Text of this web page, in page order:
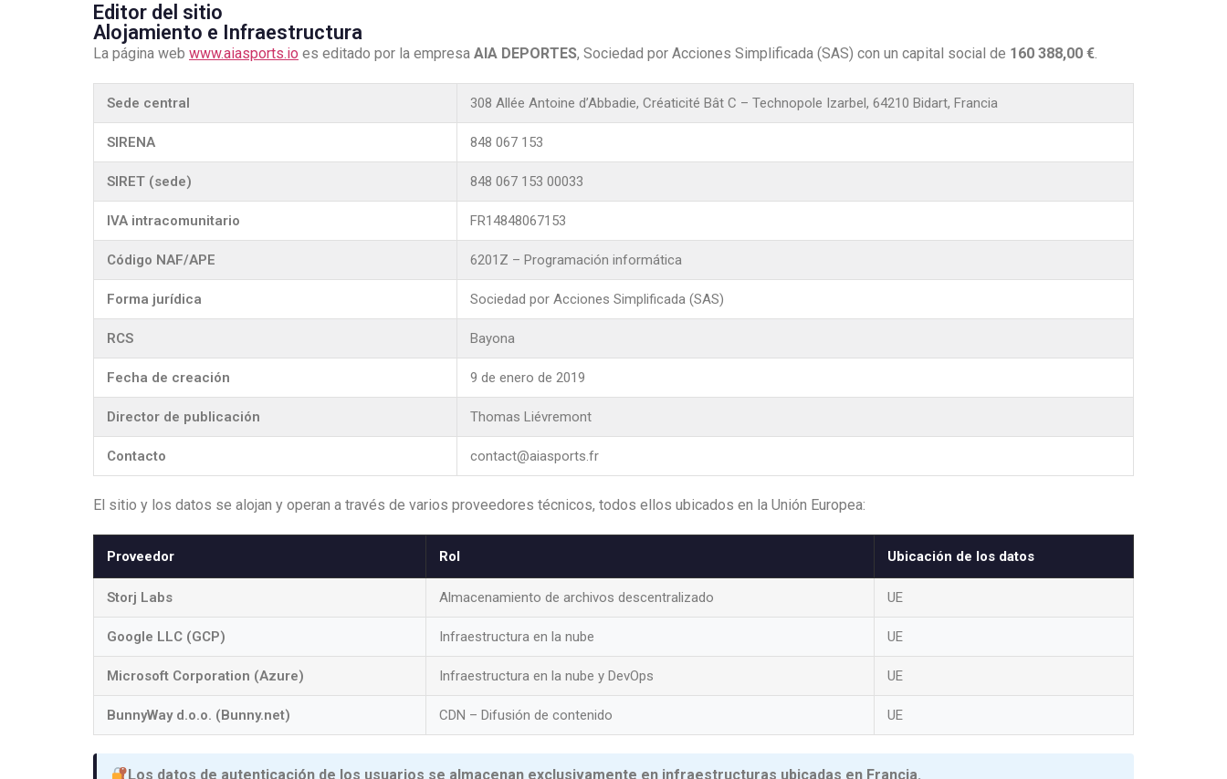
Editor del sitio
Alojamiento e Infraestructura
La página web www.aiasports.io es editado por la empresa AIA DEPORTES, Sociedad por Acciones Simplificada (SAS) con un capital social de 160 388,00 €.
Sede central 308 Allée Antoine d’Abbadie, Créaticité Bât C – Technopole Izarbel, 64210 Bidart, Francia
SIRENA 848 067 153
SIRET (sede) 848 067 153 00033
IVA intracomunitario FR14848067153
Código NAF/APE 6201Z – Programación informática
Forma jurídica Sociedad por Acciones Simplificada (SAS)
RCS Bayona
Fecha de creación 9 de enero de 2019
Director de publicación Thomas Liévremont
Contacto contact@aiasports.fr
El sitio y los datos se alojan y operan a través de varios proveedores técnicos, todos ellos ubicados en la Unión Europea:
Proveedor Rol Ubicación de los datos
Storj Labs Almacenamiento de archivos descentralizado UE
Google LLC (GCP) Infraestructura en la nube UE
Microsoft Corporation (Azure) Infraestructura en la nube y DevOps UE
BunnyWay d.o.o. (Bunny.net) CDN – Difusión de contenido UE
Los datos de autenticación de los usuarios se almacenan exclusivamente en infraestructuras ubicadas en Francia.